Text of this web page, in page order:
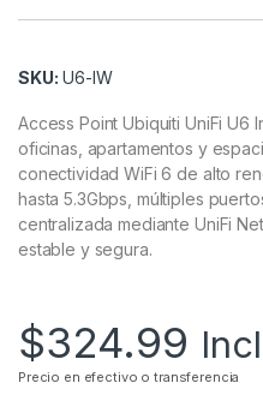
SKU: U6-IW
Access Point Ubiquiti UniFi U6
oficinas, apartamentos y
conectividad WiFi 6 de alto
hasta 5.3Gbps, múltiples
centralizada mediante UniFi
estable y segura.
$324.99
Precio en efectivo o transferencia